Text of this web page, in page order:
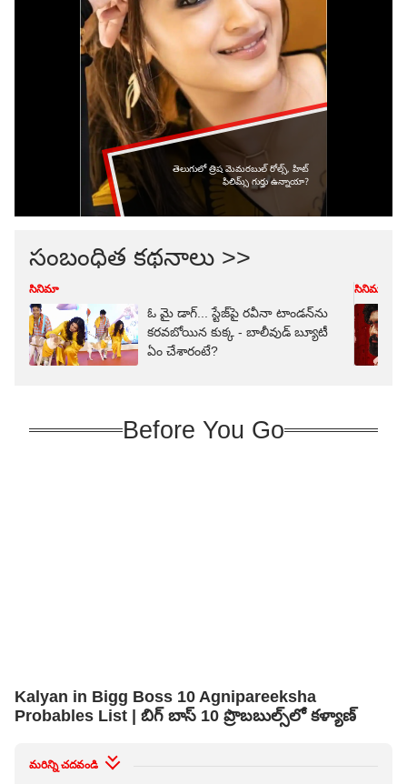
సంబంధిత కథనాలు >>
సినిమా
ఓ మై డాగ్... స్టేజ్‌పై రవీనా టాండన్‌ను
కరవబోయిన కుక్క - బాలీవుడ్ బ్యూటీ
ఏం చేశారంటే?
సినిమా
Before You Go
Kalyan in Bigg Boss 10 Agnipareeksha
Probables List | బిగ్ బాస్ 10 ప్రొబబుల్స్‌లో కళ్యాణ్
మరిన్ని చదవండి